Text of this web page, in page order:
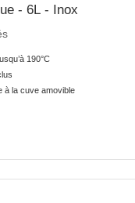
- 6L - Inox
190°C
à la cuve amovible